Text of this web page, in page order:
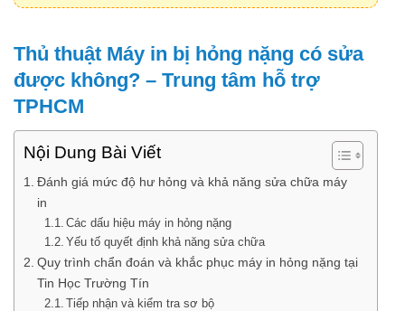
Thủ thuật Máy in bị hỏng nặng có sửa
được không? – Trung tâm hỗ trợ
TPHCM
Nội Dung Bài Viết
Đánh giá mức độ hư hỏng và khả năng sửa chữa máy
in
Các dấu hiệu máy in hỏng nặng
Yếu tố quyết định khả năng sửa chữa
Quy trình chẩn đoán và khắc phục máy in hỏng nặng tại
Tin Học Trường Tín
Tiếp nhận và kiểm tra sơ bộ